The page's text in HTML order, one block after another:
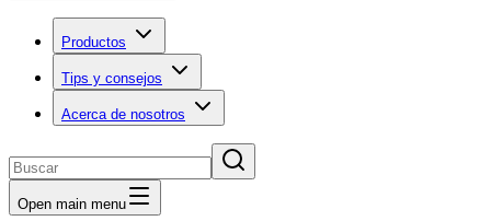
Productos
Tips y consejos
Acerca de nosotros
Open main menu